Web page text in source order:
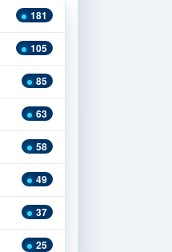
181
105
85
63
58
49
37
25